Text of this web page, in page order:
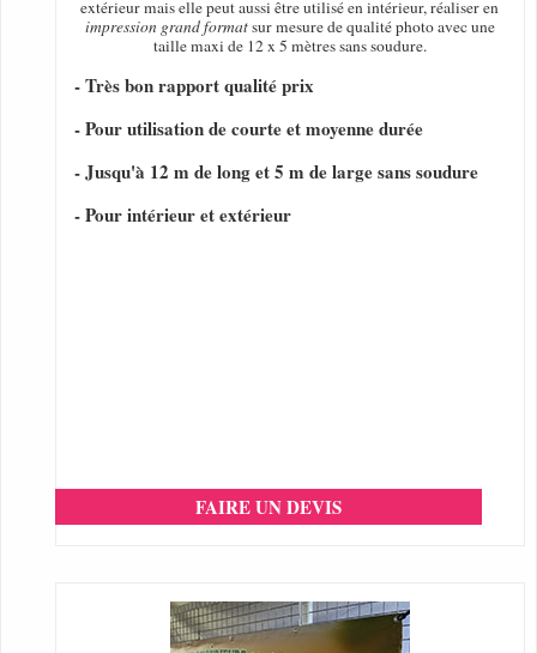
extérieur mais elle peut aussi être utilisé en intérieur, réaliser en
impression grand formatsur mesure de qualité photo avec une
taille maxi de 12 x 5 mètres sans soudure.
- Très bon rapport qualité prix
- Pour utilisation de courte et moyenne durée
- Jusqu'à 12 m de long et 5 m de large sans soudure
- Pour intérieur et extérieur
FAIRE UN DEVIS